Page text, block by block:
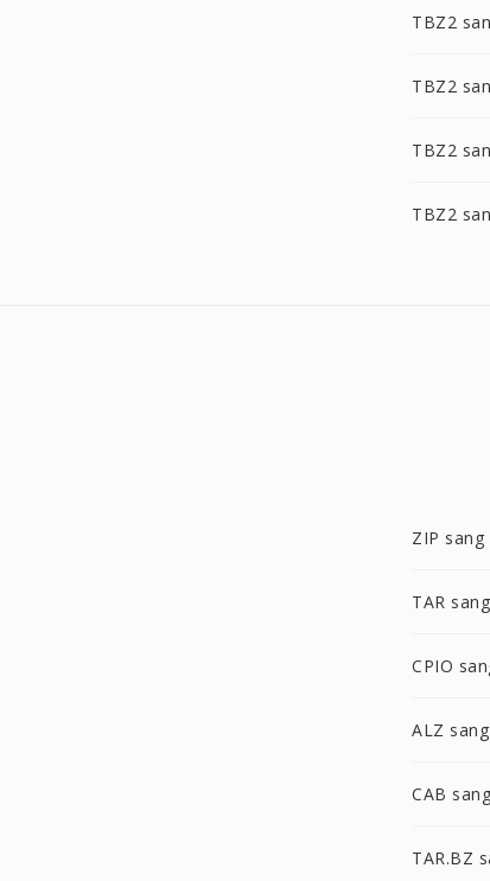
TBZ2
TBZ2
TBZ2
TBZ2
ZIP sang
TAR
CPIO
ALZ
CAB
TAR.BZ